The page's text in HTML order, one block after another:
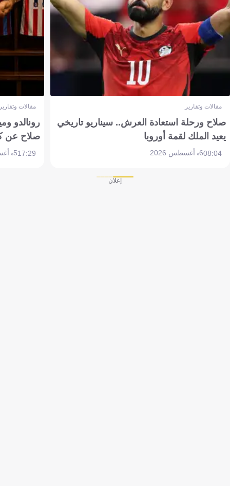
مقالات وتقارير
صلاح ورحلة استعادة العرش.. سيناريو تاريخي
يعيد الملك لقمة أوروبا
08:046 أغسطس 2026
مقالات
رونالدو
صلاح عن
17:295 أغسطس 2026
إعلان